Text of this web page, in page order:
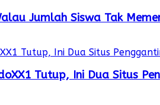
Jumlah Siswa Tak
Tutup, Ini Dua Situs